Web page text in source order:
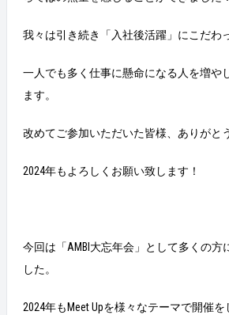
我々は引き続き「入社後活躍」にこだわ
一人でも多く仕事に懸命になる人を増や
ます。
改めてご参加いただいた皆様、ありがと
2024年もよろしくお願い致します！
今回は「AMBI大忘年会」として多くの方
した。
2024年もMeet Upを様々なテーマで開催を